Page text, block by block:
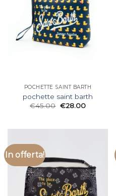
POCHETTE SAINT BARTH
pochette saint barth
€45.00 €28.00
In offerta!